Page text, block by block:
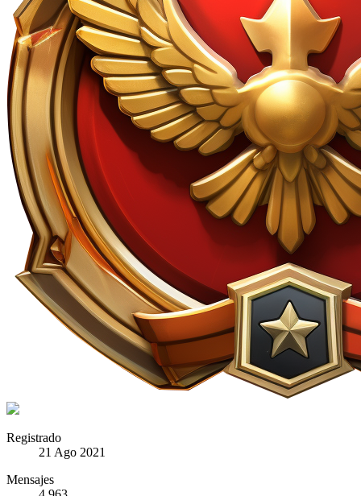
Registrado
21 Ago 2021
Mensajes